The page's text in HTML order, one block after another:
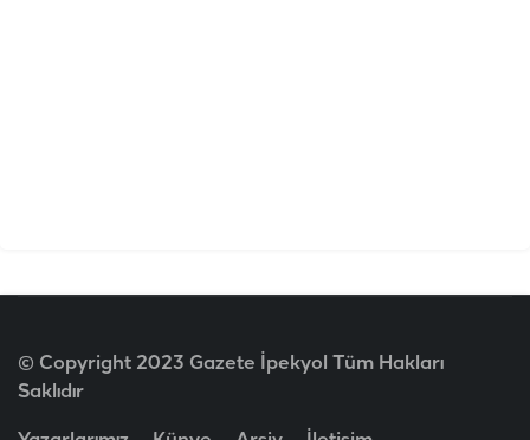
© Copyright 2023 Gazete İpekyol Tüm Hakları
Saklıdır